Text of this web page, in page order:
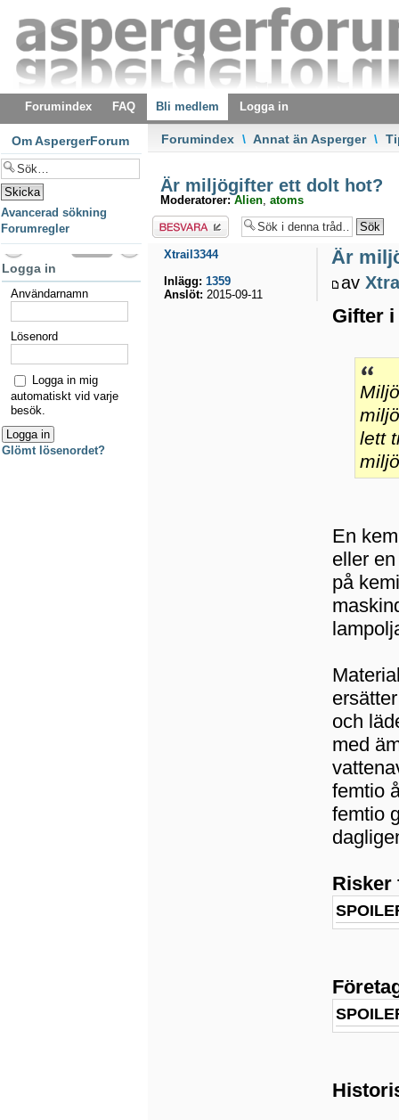
Forumindex FAQ Bli medlem Logga in
Forumindex \ Annat än Asperger \
Är miljögifter ett dolt hot?
Moderatorer: Alien, atoms
Besvara
Är
av
Gifter
lett
En
eller
på
och
med
femtio
femtio
Risker
Xtrail3344
Inlägg: 1359
Anslöt: 2015-09-11
Om AspergerForum
Avancerad sökning
Forumregler
Logga in
Användarnamn
Lösenord
Logga in mig
automatiskt vid varje
besök.
Glömt lösenordet?